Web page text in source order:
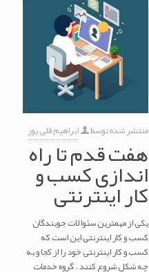
منتشر شده توسط ابراهیم قلی پور
هفت قدم تا راه
اندازی کسب و
کار اینترنتی
یکی از مهمترین سئوالات جویندگان
کسب و کار اینترنتی این است که
کسب و کار اینترنتی خود را از کجا و به
چه شکل شروع کنند . گروه خدمات